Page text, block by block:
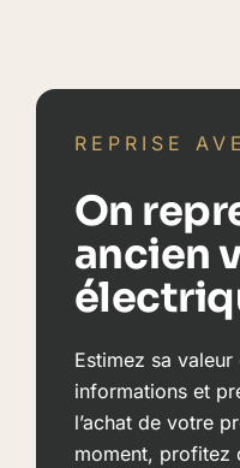
REPRISE
On
ancien
Estimez sa valeur
informations et
l’achat de votre
moment, profitez